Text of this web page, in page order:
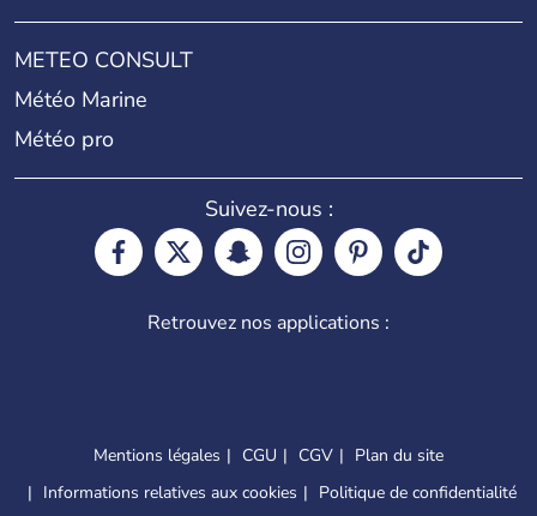
METEO CONSULT
Météo Marine
Météo pro
Suivez-nous :
Retrouvez nos applications :
Mentions légales CGU CGV
Plan du site
Informations relatives aux cookies
Politique de confidentialité